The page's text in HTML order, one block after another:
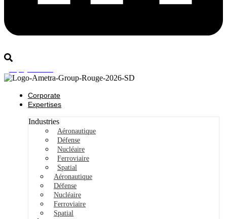
Corporate
Expertises
Industries
Aéronautique
Défense
Nucléaire
Ferroviaire
Spatial
Aéronautique
Défense
Nucléaire
Ferroviaire
Spatial